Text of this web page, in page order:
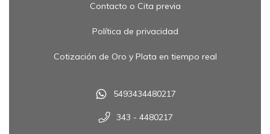
Contacto o Cita previa
Política de privacidad
Cotización de Oro y Plata en tiempo real
5493434480217
343 - 4480217